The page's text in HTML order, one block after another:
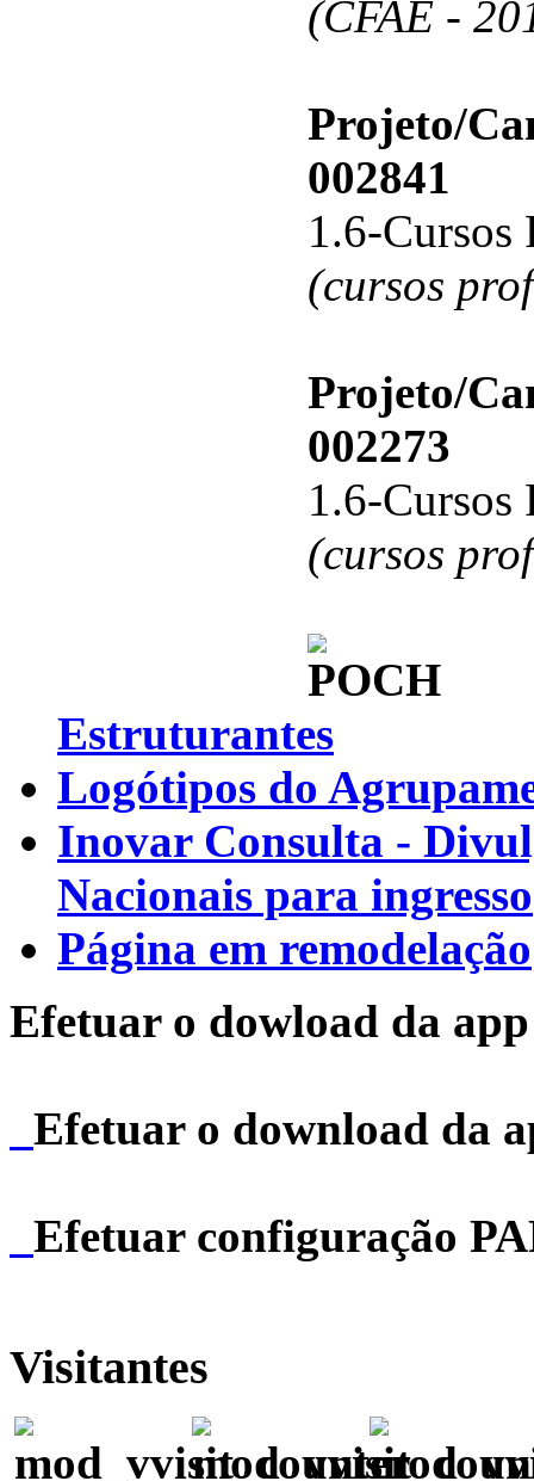
(CFAE -
Projeto/
002841
1.6-Cursos
(cursos
Projeto/
002273
1.6-Cursos
(cursos
Estruturantes
Logótipos do
Inovar Consulta -
Nacionais para ingresso
Página em remodelação
Efetuar o dowload da
Efetuar o download da
Efetuar configuração
Visitantes